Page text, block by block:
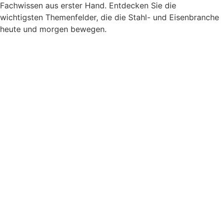
Fachwissen aus erster Hand. Entdecken Sie die
wichtigsten Themenfelder, die die Stahl- und Eisenbranche
heute und morgen bewegen.